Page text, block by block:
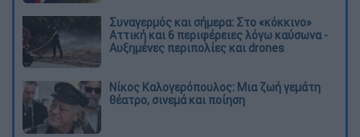
Συναγερμός και σήμερα: Στο «κόκκινο»
Αττική και 6 περιφέρειες λόγω καύσωνα -
Αυξημένες περιπολίες και drones
Νίκος Καλογερόπουλος: Μια ζωή γεμάτη
θέατρο, σινεμά και ποίηση